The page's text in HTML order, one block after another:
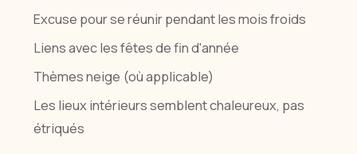
Excuse pour se réunir pendant les mois froids
Liens avec les fêtes de fin d'année
Thèmes neige (où applicable)
Les lieux intérieurs semblent chaleureux, pas
étriqués